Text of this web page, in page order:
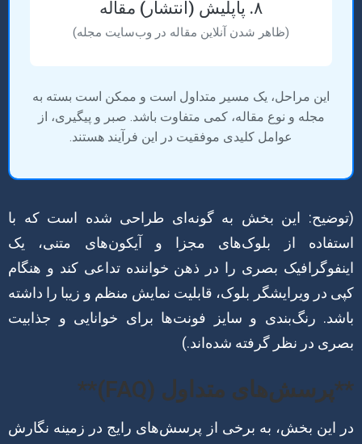
۸. پاپلیش (انتشار) مقاله
(ظاهر شدن آنلاین مقاله در وب‌سایت مجله)
این مراحل، یک مسیر متداول است و ممکن است بسته به
مجله و نوع مقاله، کمی متفاوت باشد. صبر و پیگیری، از
عوامل کلیدی موفقیت در این فرآیند هستند.
(توضیح: این بخش به گونه‌ای طراحی شده است که با
استفاده از بلوک‌های مجزا و آیکون‌های متنی، یک
اینفوگرافیک بصری را در ذهن خواننده تداعی کند و هنگام
کپی در ویرایشگر بلوک، قابلیت نمایش منظم و زیبا را داشته
باشد. رنگ‌بندی و سایز فونت‌ها برای خوانایی و جذابیت
بصری در نظر گرفته شده‌اند.)
**پرسش‌های متداول (FAQ)**
در این بخش، به برخی از پرسش‌های رایج در زمینه نگارش